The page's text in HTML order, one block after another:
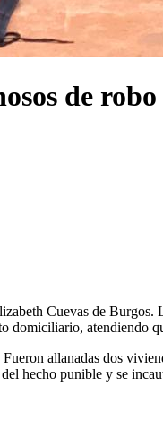
de
Cuevas de Burgos.
atendiendo
allanadas dos
hecho punible y se